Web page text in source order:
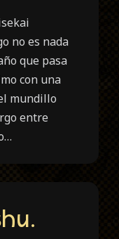
no es nada
que pasa
con una
mundillo
entre